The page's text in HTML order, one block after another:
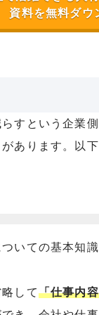
資料を無料ダウ
すという企業
あります。以
いての基本知
して「仕事内